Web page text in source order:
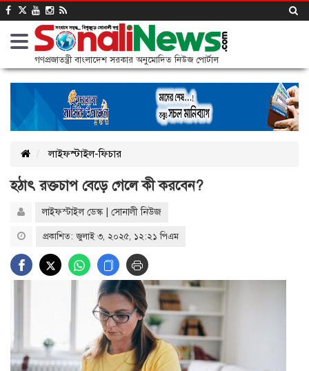
গণপ্রজাতন্ত্রী বাংলাদেশ সরকার অনুমোদিত নিউজ পোর্টাল
লাইফস্টাইল-ফিচার
হঠাৎ রক্তচাপ বেড়ে গেলে কী করবেন?
লাইফস্টাইল ডেস্ক | সোনালী নিউজ
প্রকাশিত: জুলাই ৩, ২০২৫, ১২:২১ পিএম